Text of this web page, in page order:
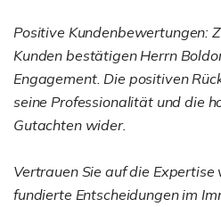
Positive Kundenbewertungen:
Kunden bestätigen Herrn
Engagement. Die positiven
seine Professionalität und die
Gutachten wider.
Vertrauen Sie auf die Expertise
fundierte Entscheidungen im